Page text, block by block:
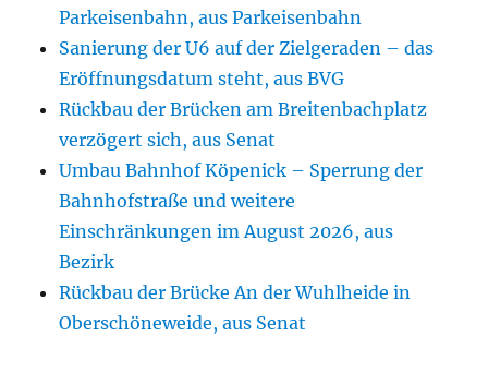
Parkeisenbahn, aus Parkeisenbahn
Sanierung der U6 auf der Zielgeraden – das
Eröffnungsdatum steht, aus BVG
Rückbau der Brücken am Breitenbachplatz
verzögert sich, aus Senat
Umbau Bahnhof Köpenick – Sperrung der
Bahnhofstraße und weitere
Einschränkungen im August 2026, aus
Bezirk
Rückbau der Brücke An der Wuhlheide in
Oberschöneweide, aus Senat